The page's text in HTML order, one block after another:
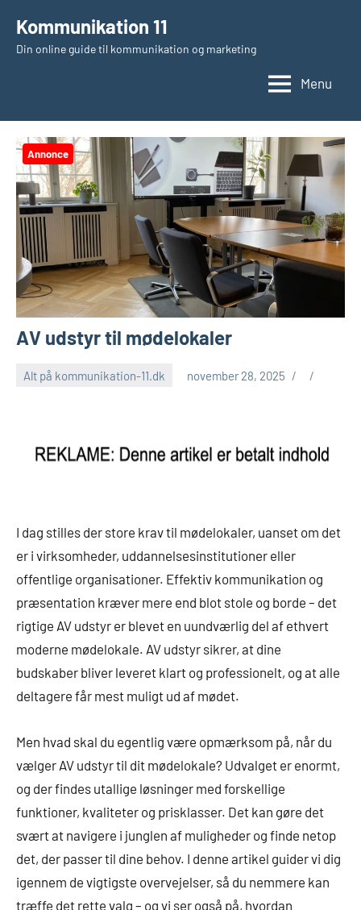
indhold
Kommunikation 11
Din online guide til kommunikation og marketing
Menu
Annonce
AV udstyr til mødelokaler
Alt på kommunikation-11.dk november 28, 2025
I dag stilles der store krav til mødelokaler, uanset om det
er i virksomheder, uddannelsesinstitutioner eller
offentlige organisationer. Effektiv kommunikation og
præsentation kræver mere end blot stole og borde – det
rigtige AV udstyr er blevet en uundværlig del af ethvert
moderne mødelokale. AV udstyr sikrer, at dine
budskaber bliver leveret klart og professionelt, og at alle
deltagere får mest muligt ud af mødet.
Men hvad skal du egentlig være opmærksom på, når du
vælger AV udstyr til dit mødelokale? Udvalget er enormt,
og der findes utallige løsninger med forskellige
funktioner, kvaliteter og prisklasser. Det kan gøre det
svært at navigere i junglen af muligheder og finde netop
det, der passer til dine behov. I denne artikel guider vi dig
igennem de vigtigste overvejelser, så du nemmere kan
træffe det rette valg – og vi ser også på, hvordan